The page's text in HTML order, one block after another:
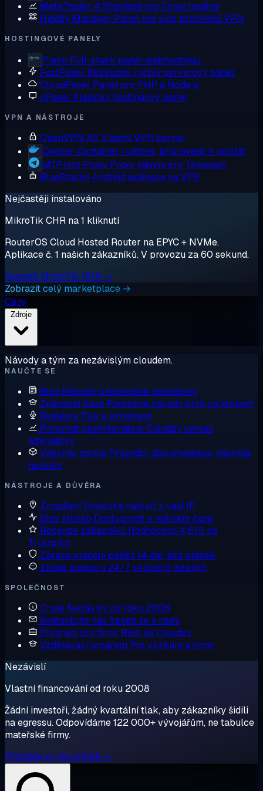
MetaTrader 4 Standard pro Forex trading
Hiddify Manager Panel pro více protokolů VPN
HOSTINGOVÉ PANELY
Plesk Full-stack panel webhostingu
FastPanel Bezplatný rychlý serverový panel
CloudPanel Panel pro PHP a Node.js
cPanel Klasický hostingový panel
VPN A NÁSTROJE
OpenVPN AS Vlastní VPN server
Docker Container runtime, připravený k použití
MTProto Proxy Proxy nativní pro Telegram
BlueStacks Android aplikace na VPS
Nejčastěji instalováno
MikroTik CHR na 1 kliknutí
RouterOS Cloud Hosted Router na EPYC + NVMe.
Aplikace č. 1 našich zákazníků. V provozu za 60 sekund.
Nasadit MikroTik CHR →
Zobrazit celý marketplace →
Ceny
Návody a tým za nezávislým cloudem.
NAUČTE SE
Blog Návody a technické poznámky
Znalostní báze Podrobné návody krok za krokem
Redakce Tisk a oznámení
Porovnat poskytovateleCloudzy versus
alternativy
Všechny zdroje Průvodci, dokumentace, nástroje,
novinky
NÁSTROJE A DŮVĚRA
ZrcadleníOtestujte naši síť z vaší IP
Stav služeb Dostupnost v reálném čase
Recenze zákazníků Hodnoceno 4,6/5 na
Trustpilot
Záruka vrácení peněz 14 dní, bez otázek
Získat podporu 24/7, skuteční inženýři
SPOLEČNOST
O nás Nezávislí od roku 2008
Kontaktujte nás Spojte se s námi
Program pro firmy Růst na Cloudzy
Vzdělávací program Pro výzkum a týmy
Nezávislí
Vlastní financování od roku 2008
Žádní investoři, žádný kvartální tlak, aby zákazníky šidili
na egressu. Odpovídáme 122 000+ vývojářům, ne tabulce
mateřské firmy.
Přečtěte si náš příběh →